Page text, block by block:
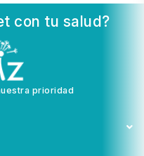
con tu salud?
prioridad